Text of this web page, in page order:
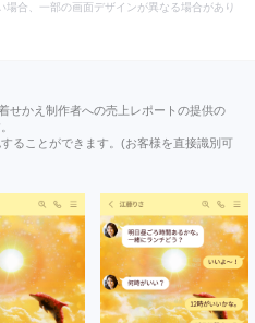
合、一部の画面デザインが異なる場合があり
せかえ制作者への売上レポートの提供の
ることができます。(お客様を直接識別可